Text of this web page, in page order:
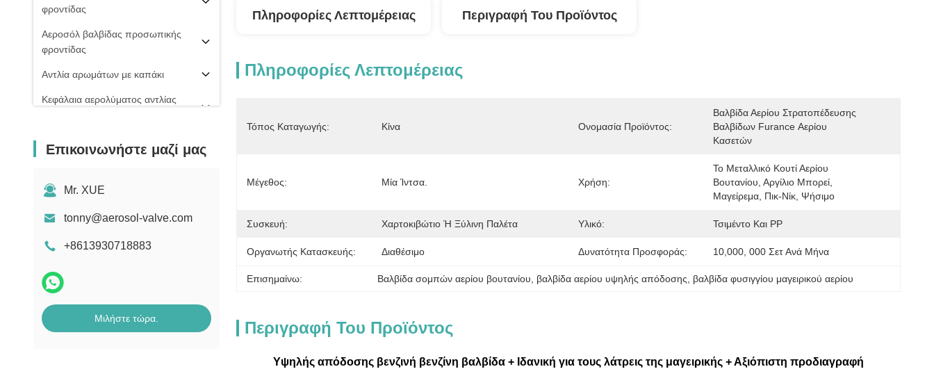
φροντίδας
Αεροσόλ βαλβίδας προσωπικής
φροντίδας
Αντλία αρωμάτων με καπάκι
Κεφάλαια αερολύματος αντλίας
Σπρέι πιπεριού
μηχανή πλήρωσης αερολύματος
Επικοινωνήστε μαζί μας
Mr. XUE
tonny@aerosol-valve.com
+8613930718883
Μιλήστε τώρα.
Πληροφορίες Λεπτομέρειας Περιγραφή Του Προϊόντος
Πληροφορίες Λεπτομέρειας
Τόπος Καταγωγής: Κίνα Ονομασία Προϊόντος:
Βαλβίδα Αερίου Στρατοπέδευσης
Βαλβίδων Furance Αερίου
Κασετών
Μέγεθος: Μία Ίντσα. Χρήση:
Το Μεταλλικό Κουτί Αερίου
Βουτανίου, Αργίλιο Μπορεί,
Μαγείρεμα, Πικ-Νίκ, Ψήσιμο
Συσκευή: Χαρτοκιβώτιο Ή Ξύλινη Παλέτα Υλικό: Τσιμέντο Και PP
Οργανωτής Κατασκευής: Διαθέσιμο Δυνατότητα Προσφοράς: 10,000, 000 Σετ Ανά Μήνα
Επισημαίνω: Βαλβίδα σομπών αερίου βουτανίου βαλβίδα αερίου υψηλής απόδοσης βαλβίδα φυσιγγίου μαγειρικού αερίου
Περιγραφή Του Προϊόντος
Υψηλής απόδοσης βενζινή βενζίνη βαλβίδα + Ιδανική για τους λάτρεις της μαγειρικής + Αξιόπιστη προδιαγραφή